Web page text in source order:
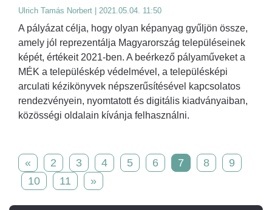
Ulrich Tamás Norbert | 2021.05.04. 11:50
A pályázat célja, hogy olyan képanyag gyűljön össze,
amely jól reprezentálja Magyarország településeinek
képét, értékeit 2021-ben. A beérkező pályaműveket a
MÉK a településkép védelmével, a településképi
arculati kézikönyvek népszerűsítésével kapcsolatos
rendezvényein, nyomtatott és digitális kiadványaiban,
közösségi oldalain kívánja felhasználni.
« 2 3 4 5 6 7 8
9
10
11 »